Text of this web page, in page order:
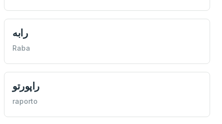
رابه
Raba
راپورتو
raporto